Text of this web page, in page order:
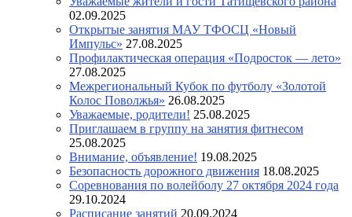
02.09.2025
Открытые занятия МАУ ТФОСЦ «Новый
Импульс» 27.08.2025
Профилактическая операция «Подросток — лето»
27.08.2025
Межрегиональный Кубок по футболу «Золотой
Колос Поволжья» 26.08.2025
Уважаемые, родители! 25.08.2025
Приглашаем в группу на занятия фитнесом
25.08.2025
Внимание, объявление! 19.08.2025
Безопасность дорожного движения 18.08.2025
Соревнования по волейболу 27 октября 2024 года
29.10.2024
Расписание занятий 20.09.2024